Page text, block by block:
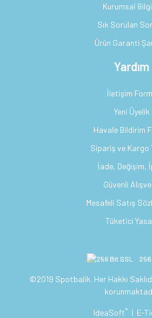
Kurumsal
Sık Sorulan
Ürün Garanti
Yardım
İletişim
Yeni Üyelik
Havale Bildirim
Sipariş ve Kargo
İade, Değişim,
Güvenli
Mesafeli Satış
Tüketici
256
©2019 Spotbalik. Her Hakkı
IdeaSoft® | E-